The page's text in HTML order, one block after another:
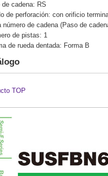
de cadena: RS
de perforación: con orificio
número de cadena (Paso de
de pistas: 1
de rueda dentada: Forma B
TOP